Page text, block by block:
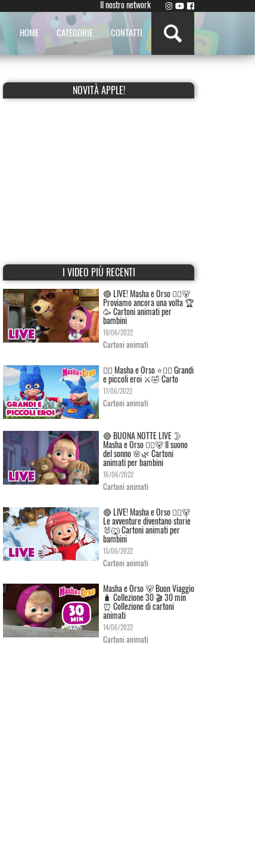
Il nostro network
HOME CATEGORIE CONTATTI
NOVITÀ APPLE!
I VIDEO PIÙ RECENTI
🔴 LIVE! Masha e Orso 👱‍♀️🐻
Proviamo ancora una volta 🏆
🥳 Cartoni animati per
bambini
18/06/2022
Cartoni animati
👱‍♀️ Masha e Orso ⭐🦸‍♀️ Grandi
e piccoli eroi ⚔️🤣 Carto
17/06/2022
Cartoni animati
🔴 BUONA NOTTE LIVE 🌛
Masha e Orso 👱‍♀️🐻 Il suono
del sonno 🌸🌿 Cartoni
animati per bambini
16/06/2022
Cartoni animati
🔴 LIVE! Masha e Orso 👱‍♀️🐻
Le avventure diventano storie
🐰🐺 Cartoni animati per
bambini
15/06/2022
Cartoni animati
Masha e Orso 🐻 Buon Viaggio
🧳 Сollezione 30 🎬 30 min
⏰ Collezione di cartoni
animati
14/06/2022
Cartoni animati